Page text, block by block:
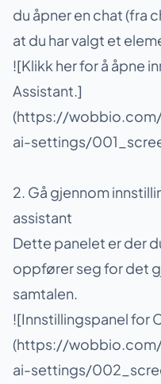
du åpner en chat (fra
at du har valgt et
![Klikk her for å åpne
Assistant.]
(https://
ai-settings/
2. Gå gjennom
assistant
Dette panelet er der
oppfører seg for det
samtalen.
![Innstillingspanel for
(https://
ai-settings/